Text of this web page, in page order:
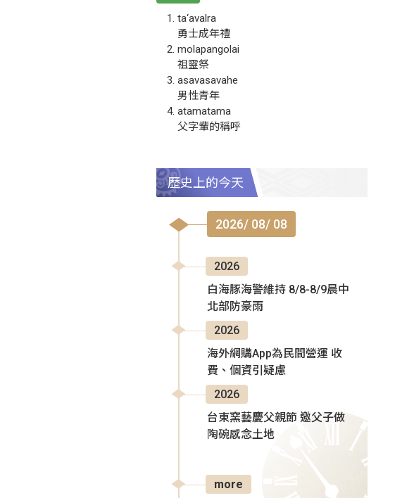
ta‘avalra
勇士成年禮
molapangolai
祖靈祭
asavasavahe
男性青年
atamatama
父字輩的稱呼
歷史上的今天
2026/ 08/ 08
2026
白海豚海警維持 8/8-8/9晨中
北部防豪雨
2026
海外網購App為民間營運 收
費、個資引疑慮
2026
台東窯藝慶父親節 邀父子做
陶碗感念土地
more